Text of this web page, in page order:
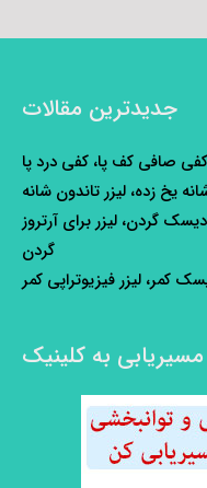
جدیدترین مقالات
صافی کف پا، کفی درد پا
یخ زده، لیزر تاندون شانه
دیسک گردن، لیزر برای آرتروز
گردن
کمر، لیزر فیزیوتراپی کمر
مسیریابی به کلینیک